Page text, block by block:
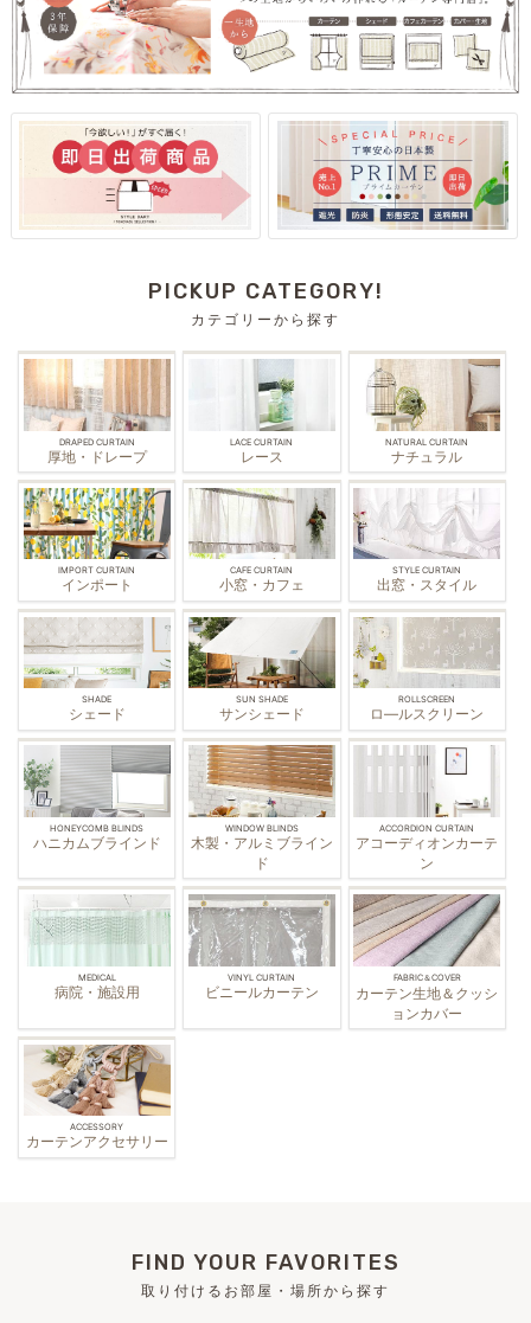
PICKUP CATEGORY!
カテゴリーから探す
DRAPED CURTAIN
厚地・ドレープ
LACE CURTAIN
レース
NATURAL CURTAIN
ナチュラル
IMPORT CURTAIN
インポート
CAFE CURTAIN
小窓・カフェ
STYLE CURTAIN
出窓・スタイル
SHADE
シェード
SUN SHADE
サンシェード
ROLLSCREEN
ロ—ルスクリーン
HONEYCOMB BLINDS
ハニカムブラインド
WINDOW BLINDS
木製・アルミブライン
ド
ACCORDION CURTAIN
アコーディオンカーテ
ン
MEDICAL
病院・施設用
VINYL CURTAIN
ビニールカーテン
FABRIC＆COVER
カーテン生地＆クッシ
ョンカバー
ACCESSORY
カーテンアクセサリー
FIND YOUR FAVORITES
取り付けるお部屋・場所から探す